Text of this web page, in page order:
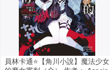
員林卡通⭐️【角川小說】魔法少女